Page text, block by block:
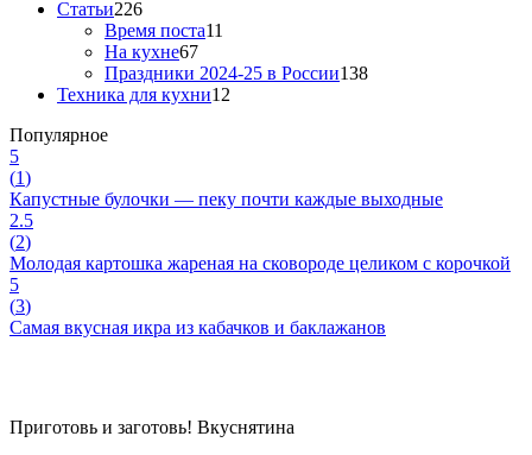
Статьи226
Время поста11
На кухне67
Праздники 2024-25 в России138
Техника для кухни12
Популярное
5
(1)
Капустные булочки — пеку почти каждые выходные
2.5
(2)
Молодая картошка жареная на сковороде целиком с корочкой
5
(3)
Самая вкусная икра из кабачков и баклажанов
Приготовь и заготовь! Вкуснятина